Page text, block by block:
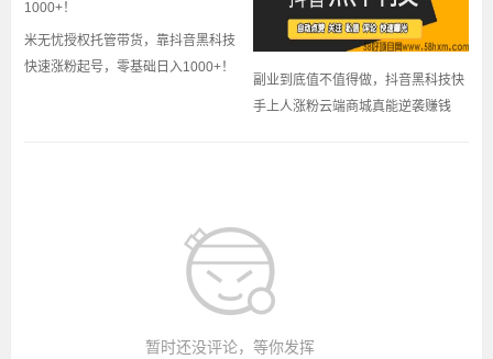
米无忧授权托管带货，靠抖音黑科技
快速涨粉起号，零基础日入1000+！
副业到底值不值得做，抖音黑科技快
手上人涨粉云端商城真能逆袭赚钱
暂时还没评论，等你发挥